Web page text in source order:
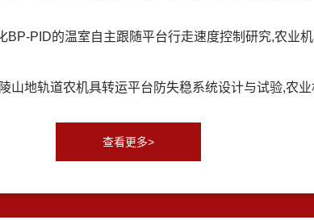
BP-PID的温室自主跟随平台行走速度控制研究,农业
山地轨道农机具转运平台防失稳系统设计与试验,农
查看更多>